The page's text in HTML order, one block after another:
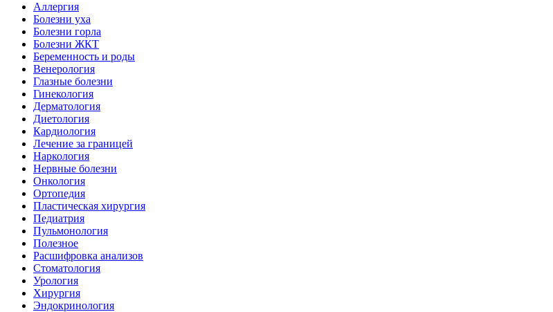
Аллергия
Болезни уха
Болезни горла
Болезни ЖКТ
Беременность и роды
Венерология
Глазные болезни
Гинекология
Дерматология
Диетология
Кардиология
Лечение за границей
Наркология
Нервные болезни
Онкология
Ортопедия
Пластическая хирургия
Педиатрия
Пульмонология
Полезное
Расшифровка анализов
Стоматология
Урология
Хирургия
Эндокринология